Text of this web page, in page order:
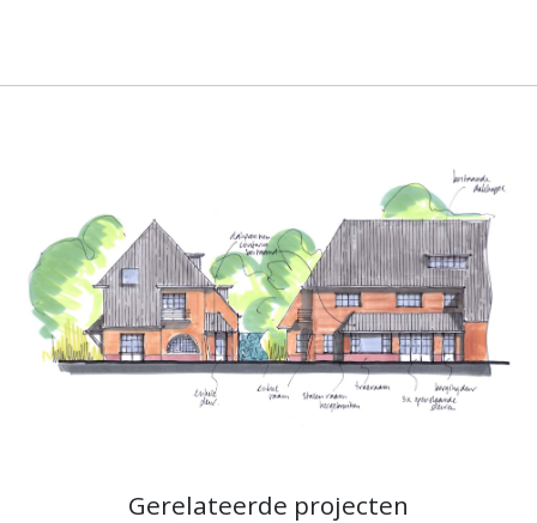
Gerelateerde projecten